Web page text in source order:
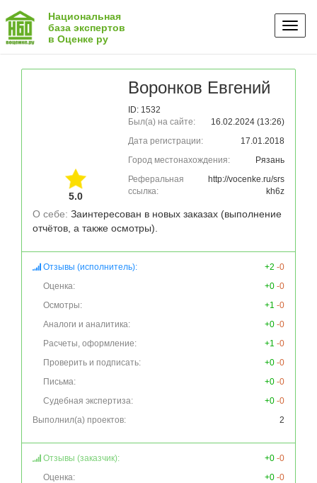
Национальная
база экспертов
в Оценке ру
5.0
Воронков Евгений
ID: 1532
Был(а) на сайте:
16.02.2024 (13:26)
Дата регистрации:
17.01.2018
Город местонахождения:
Рязань
Реферальная
ссылка:
http://vocenke.ru/srs
kh6z
О себе: Заинтересован в новых заказах (выполнение
Отзывы (исполнитель): +2 -0
Оценка:
+0 -0
Осмотры:
+1 -0
Аналоги и аналитика:
+0 -0
Расчеты, оформление:
+1 -0
Проверить и подписать:
+0 -0
Письма:
+0 -0
Судебная экспертиза:
+0 -0
Выполнил(а) проектов:
2
Отзывы (заказчик): +0 -0
Оценка:
+0 -0